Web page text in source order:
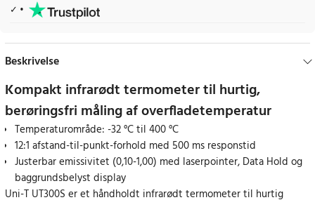
Beskrivelse
Kompakt infrarødt termometer til hurtig,
berøringsfri måling af overfladetemperatur
Temperaturområde: -32 °C til 400 °C
12:1 afstand-til-punkt-forhold med 500 ms responstid
Justerbar emissivitet (0,10-1,00) med laserpointer, Data Hold og
baggrundsbelyst display
Uni-T UT300S er et håndholdt infrarødt termometer til hurtig